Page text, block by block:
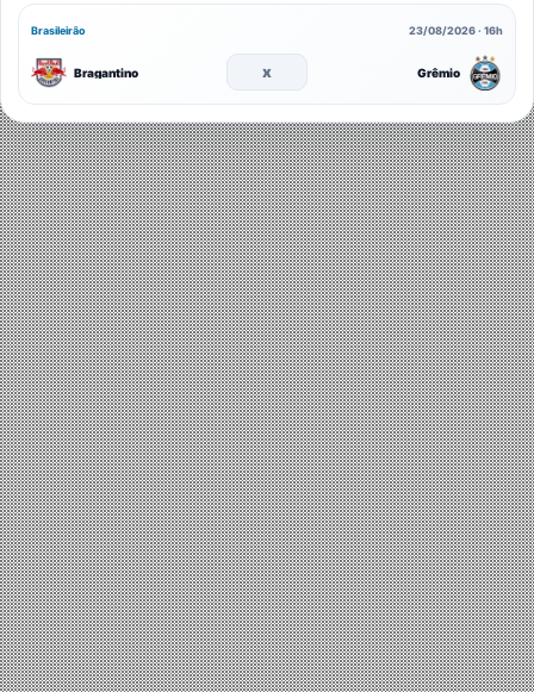
Brasileirão 23/08/2026 · 16h
Bragantino x Grêmio